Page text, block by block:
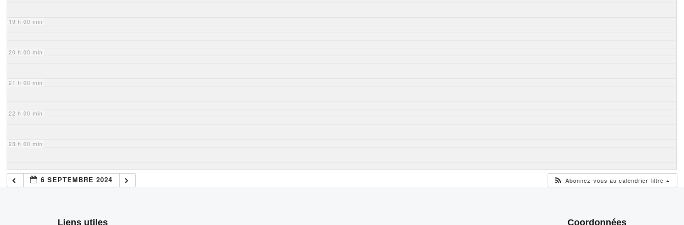
19 h 00 min
20 h 00 min
21 h 00 min
22 h 00 min
23 h 00 min
6 SEPTEMBRE 2024 Abonnez-vous au calendrier filtré
Liens utiles Coordonnées